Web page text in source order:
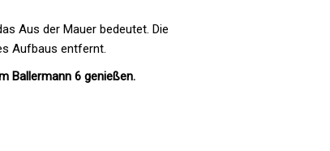
Aus der Mauer bedeutet. Die
Aufbaus entfernt.
Ballermann 6 genießen.